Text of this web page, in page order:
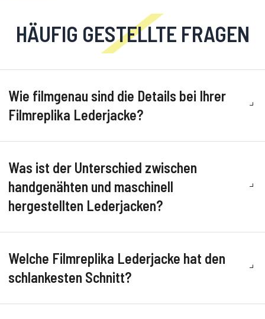
HÄUFIG GESTELLTE FRAGEN
Wie filmgenau sind die Details bei Ihrer
Filmreplika Lederjacke?
Was ist der Unterschied zwischen
handgenähten und maschinell
hergestellten Lederjacken?
Welche Filmreplika Lederjacke hat den
schlankesten Schnitt?